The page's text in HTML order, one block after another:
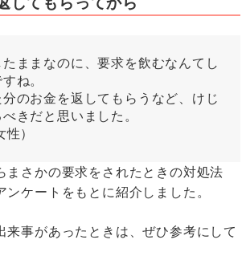
ままなのに、要求を飲むなんてし
ね。
のお金を返してもらうなど、けじ
きだと思いました。
）
まさかの要求をされたときの対処法
ンケートをもとに紹介しました。
来事があったときは、ぜひ参考にして